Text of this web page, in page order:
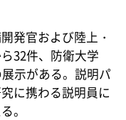
発官および陸上・
32件、防衛大学
示がある。説明パ
に携わる説明員に
。